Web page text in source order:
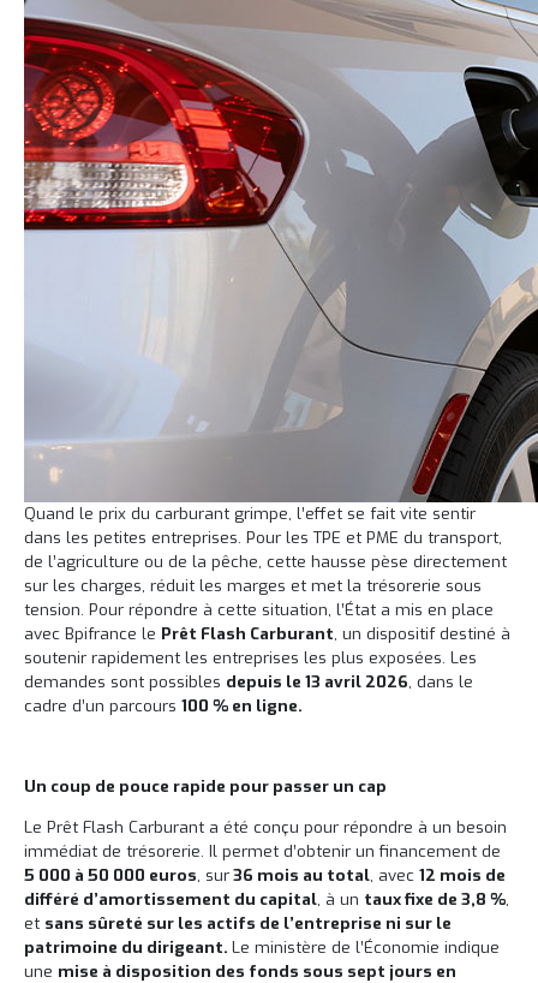
Quand le prix du carburant grimpe, l’effet se fait vite sentir
dans les petites entreprises. Pour les TPE et PME du transport,
de l’agriculture ou de la pêche, cette hausse pèse directement
sur les charges, réduit les marges et met la trésorerie sous
tension. Pour répondre à cette situation, l’État a mis en place
avec Bpifrance le Prêt Flash Carburant, un dispositif destiné à
soutenir rapidement les entreprises les plus exposées. Les
demandes sont possibles depuis le 13 avril 2026, dans le
cadre d’un parcours100 % en ligne.
Un coup de pouce rapide pour passer un cap
Le Prêt Flash Carburant a été conçu pour répondre à un besoin
immédiat de trésorerie. Il permet d’obtenir un financement de
5 000 à 50 000 euros, sur36 mois au total, avec12 mois de
différé d’amortissement du capital, à un taux fixe de 3,8 %,
et sans sûreté sur les actifs de l’entreprise ni sur le
patrimoine du dirigeant.Le ministère de l’Économie indique
une mise à disposition des fonds sous sept jours en